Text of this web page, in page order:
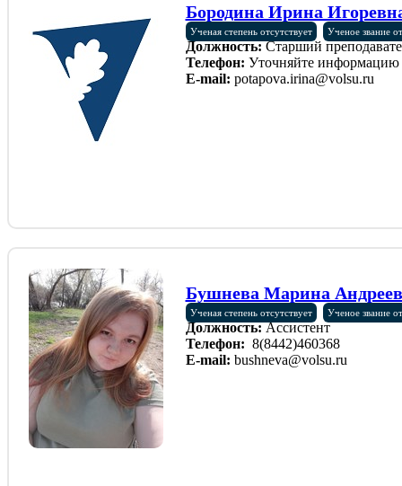
Бородина Ирина
Ученая степень отсутствует Ученое звание
Должность:Старший
Телефон: Уточняйте информацию
E-mail: potapova.irina@volsu.ru
Бушнева Марина
Ученая степень отсутствует Ученое звание
Должность:Ассистент
Телефон: 8(8442)460368
E-mail: bushneva@volsu.ru